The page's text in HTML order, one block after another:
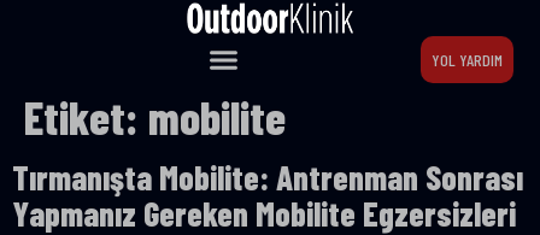
YOL YARDIM
Etiket: mobilite
Tırmanışta Mobilite: Antrenman Sonrası
Yapmanız Gereken Mobilite Egzersizleri